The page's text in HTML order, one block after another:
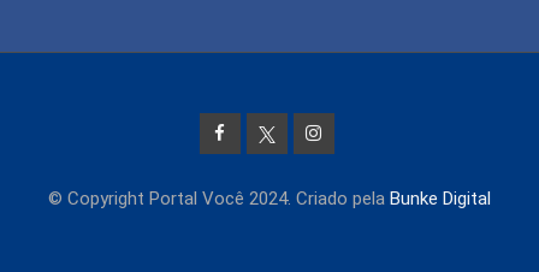
© Copyright Portal Você 2024. Criado pela Bunke Digital